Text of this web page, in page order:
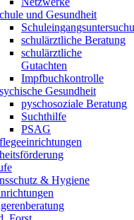
und Gesundheit
schulärztliche Beratung
schulärztliche
Gutachten
Impfbuchkontrolle
Gesundheit
pyschosoziale Beratung
Suchthilfe
PSAG
& Hygiene